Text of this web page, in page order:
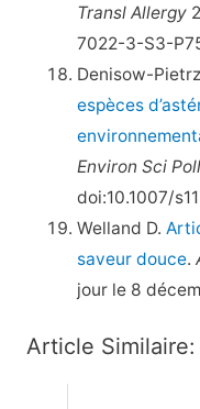
Transl Allergy
7022-3-S3-
Denisow-
espèces
Environ Sci
doi:10.1007/
Welland D.
saveur douce.
jour le 8
Article Similaire: